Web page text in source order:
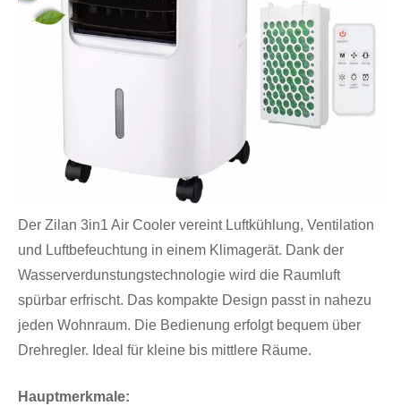
Der Zilan 3in1 Air Cooler vereint Luftkühlung, Ventilation
und Luftbefeuchtung in einem Klimagerät. Dank der
Wasserverdunstungstechnologie wird die Raumluft
spürbar erfrischt. Das kompakte Design passt in nahezu
jeden Wohnraum. Die Bedienung erfolgt bequem über
Drehregler. Ideal für kleine bis mittlere Räume.
Hauptmerkmale: